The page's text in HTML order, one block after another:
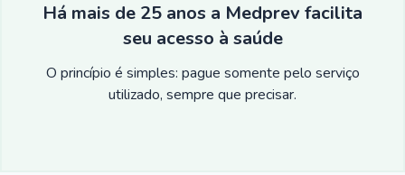
Há mais de 25 anos a Medprev facilita
seu acesso à saúde
O princípio é simples: pague somente pelo serviço
utilizado, sempre que precisar.